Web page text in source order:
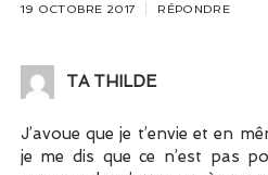
19 OCTOBRE 2017 RÉPONDRE
TA THILDE
J’avoue que je t’envie et en
je me dis que ce n’est pas